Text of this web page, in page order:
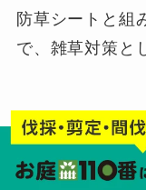
防草シートと組
で、雑草対策と